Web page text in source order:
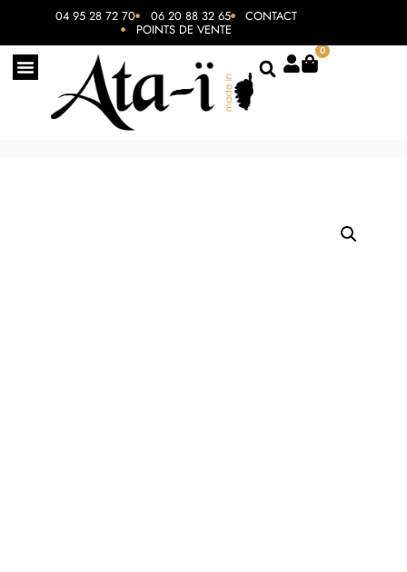
04 95 28 72 70 06 20 88 32 65 CONTACT
POINTS DE VENTE
0